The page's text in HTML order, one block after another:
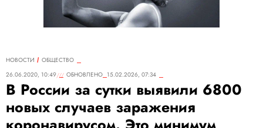
НОВОСТИ
ОБЩЕСТВО
26.06.2020, 10:49
ОБНОВЛЕНО 15.02.2026, 07:34
В России за сутки выявили 6800
новых случаев заражения